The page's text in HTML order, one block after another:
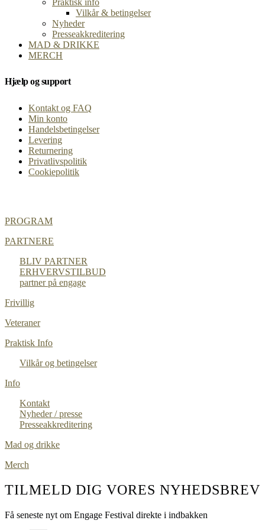
Vilkår & betingelser
Nyheder
Presseakkreditering
MAD & DRIKKE
MERCH
Hjælp og support
Kontakt og FAQ
Min konto
Handelsbetingelser
Levering
Returnering
Privatlivspolitik
Cookiepolitik
PROGRAM
PARTNERE
BLIV PARTNER
ERHVERVSTILBUD
partner på engage
Frivillig
Veteraner
Praktisk Info
Vilkår og betingelser
Info
Kontakt
Nyheder / presse
Presseakkreditering
Mad og drikke
Merch
TILMELD DIG VORES NYHEDSBREV
Få seneste nyt om Engage Festival direkte i indbakken